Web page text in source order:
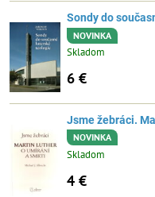
Sondy do
NOVINKA
Skladom
6 €
Jsme žebráci.
NOVINKA
Skladom
4 €